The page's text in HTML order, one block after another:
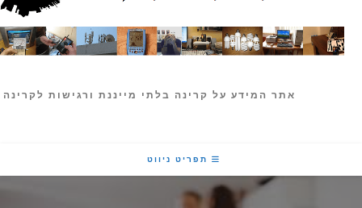
אתר המידע על קרינה בלתי מייננת ורגישות לקרינה
תפריט ניווט